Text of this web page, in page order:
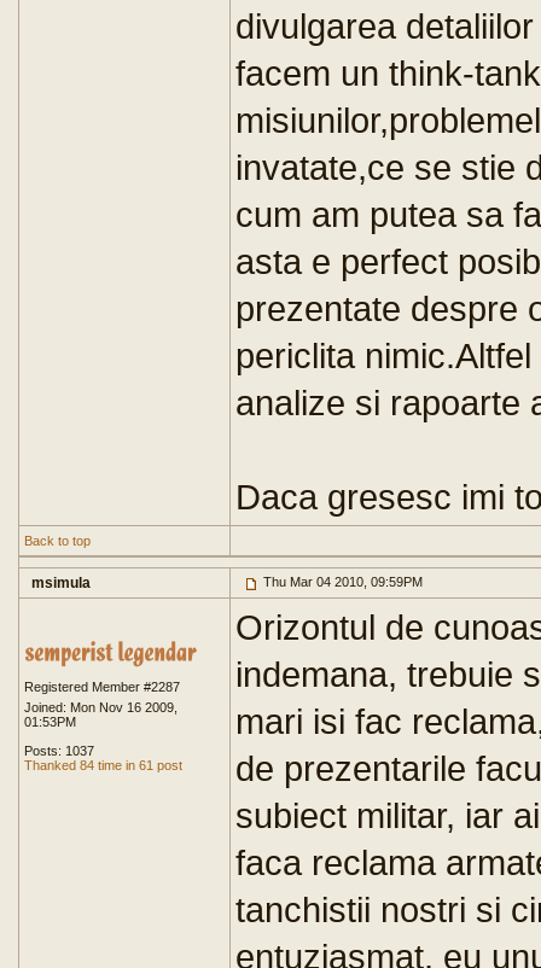
divulgarea
facem un think-
invatate,ce se stie
cum am putea sa
asta e perfect
prezentate despre
periclita
analize si rapoarte
Daca gresesc imi
Back to top
msimula Thu Mar 04 2010, 09:59PM
Registered Member #2287
Joined: Mon Nov 16 2009,
01:53PM
Posts: 1037
Thanked 84 time in 61 post
Orizontul de
indemana, trebuie
mari isi fac
de prezentarile
subiect militar, iar
faca reclama
tanchistii nostri si
entuziasmat, eu